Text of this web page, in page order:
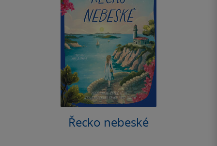
Řecko nebeské